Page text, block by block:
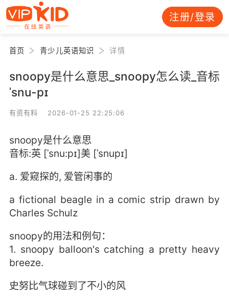
注册/登录
首页 青少儿英语知识 详情
snoopy是什么意思_snoopy怎么读_音标
ˈsnu-pɪ
有资有料 2026-01-25 22:25:06
snoopy是什么意思
音标:英 [ˈsnu:pɪ]美 [ˈsnupɪ]
a. 爱窥探的, 爱管闲事的
a fictional beagle in a comic strip drawn by
Charles Schulz
snoopy的用法和例句：
1. snoopy balloon's catching a pretty heavy
breeze.
史努比气球碰到了不小的风